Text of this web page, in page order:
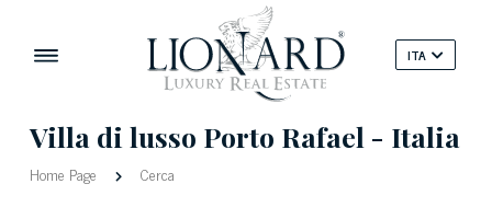
ITA
Villa di lusso Porto Rafael - Italia
Home Page Cerca